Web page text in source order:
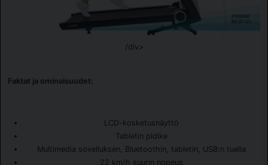
/div>
Faktat ja ominaisuudet:
LCD-kosketusnäyttö
Tabletin pidike
Multimedia sovelluksen, Bluetoothin, tabletin, USB:n tuella
22 km/h suurin nopeus